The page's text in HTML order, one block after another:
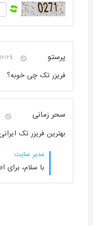
پرستو
فریزر تک چی خوبه؟
سحر زمانی
بهترین فریزر تک
مدیر سایت
با سلام، برای